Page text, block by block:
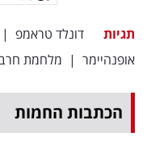
תגיות דונלד טראמפ |
אופנהיימר | מלחמת
הכתבות החמות